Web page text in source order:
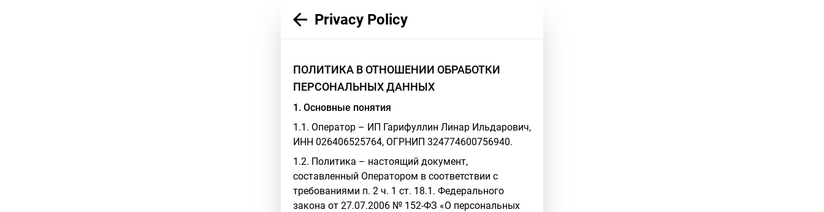
Privacy Policy
ПОЛИТИКА В ОТНОШЕНИИ ОБРАБОТКИ
ПЕРСОНАЛЬНЫХ ДАННЫХ
1. Основные понятия
1.1. Оператор – ИП Гарифуллин Линар Ильдарович,
ИНН 026406525764, ОГРНИП 324774600756940.
1.2. Политика – настоящий документ,
составленный Оператором в соответствии с
требованиями п. 2 ч. 1 ст. 18.1. Федерального
закона от 27.07.2006 № 152-ФЗ «О персональных